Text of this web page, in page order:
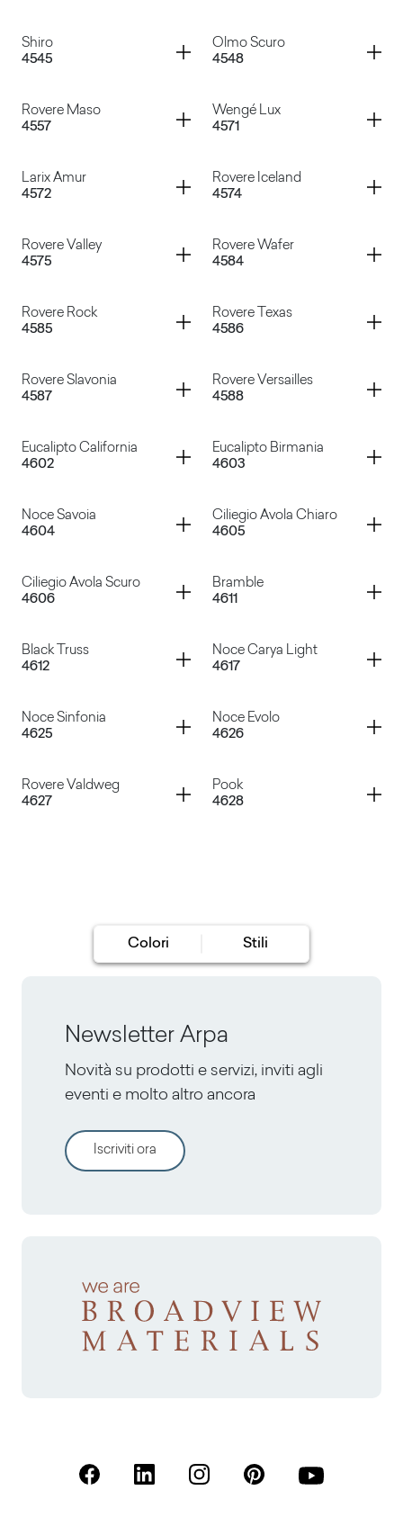
Shiro
4545
Container
Olmo Scuro
4548
Container
Rovere Maso
4557
Container
Wengé Lux
4571
Container
Larix Amur
4572
Container
Rovere Iceland
4574
Container
Rovere Valley
4575
Container
Rovere Wafer
4584
Container
Rovere Rock
4585
Container
Rovere Texas
4586
Container
Rovere Slavonia
4587
Container
Rovere Versailles
4588
Container
Eucalipto California
4602
Container
Eucalipto Birmania
4603
Container
Noce Savoia
4604
Container
Ciliegio Avola Chiaro
4605
Container
Ciliegio Avola Scuro
4606
Container
Bramble
4611
Container
Black Truss
4612
Container
Noce Carya Light
4617
Container
Noce Sinfonia
4625
Container
Noce Evolo
4626
Container
Rovere Valdweg
4627
Container
Pook
4628
Container
Colori Stili
Newsletter Arpa
Novità su prodotti e servizi, inviti agli
eventi e molto altro ancora
Iscriviti ora